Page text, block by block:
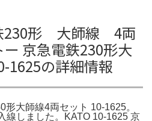
230形 大師線 4両
ー 京急電鉄230形大
1625の詳細情報
形大師線4両セット 10-1625。
線しました。KATO 10-1625 京